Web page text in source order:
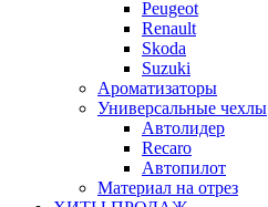
Peugeot
Renault
Skoda
Suzuki
Ароматизаторы
Универсальные чехлы
Автолидер
Recaro
Автопилот
Материал на отрез